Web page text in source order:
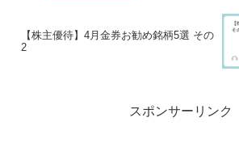
【株主優待】4月金券お勧め銘柄5選 その
2
スポンサーリンク